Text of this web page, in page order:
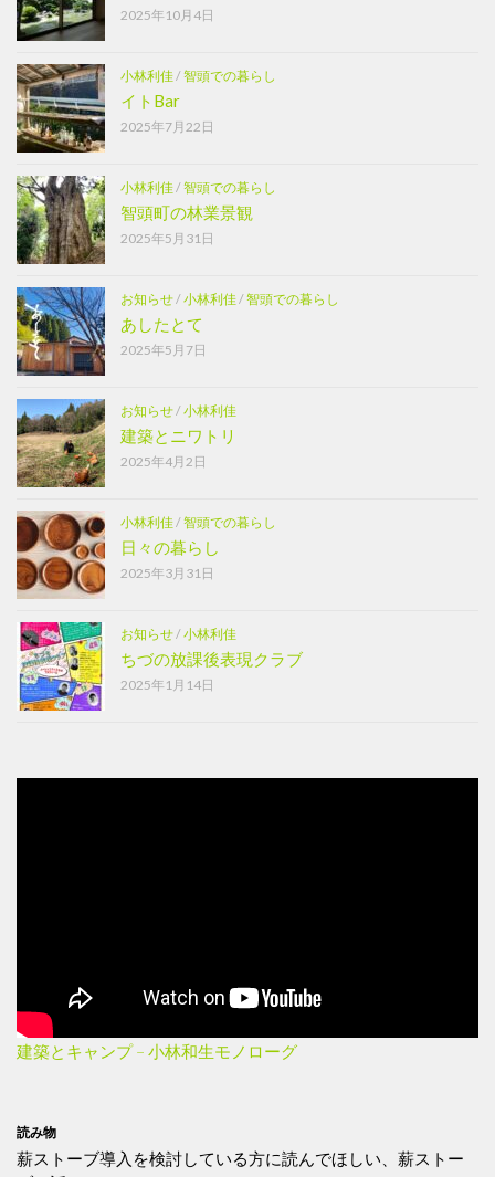
2025年10月4日
小林利佳/智頭での暮らし
イトBar
2025年7月22日
小林利佳/智頭での暮らし
智頭町の林業景観
2025年5月31日
お知らせ/小林利佳/智頭での暮らし
あしたとて
2025年5月7日
お知らせ/小林利佳
建築とニワトリ
2025年4月2日
小林利佳/智頭での暮らし
日々の暮らし
2025年3月31日
お知らせ/小林利佳
ちづの放課後表現クラブ
2025年1月14日
建築とキャンプ – 小林和生モノローグ
読み物
薪ストーブ導入を検討している方に読んでほしい、薪ストー